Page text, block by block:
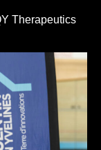
Therapeutics